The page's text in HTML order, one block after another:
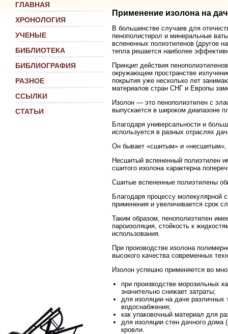
ГЛАВНАЯ
ХРОНОЛОГИЯ
УЧЕНЫЕ
БИБЛИОТЕКА
БИБЛИОГРАФИЯ
РАЗНОЕ
ССЫЛКИ
СТАТЬИ
Применение изолона на
В большинстве случаев для
пенополистирол и минеральные
вспененных полиэтиленов (другое
тепла решается наиболее
Принцип действия
окружающем пространстве
покрытия уже несколько лет
материалов стран СНГ и Европы
Изолон — это пенополиэтилен c
выпускается в широком диапазоне
Благодаря универсальности и
используется в разных отраслях
Он бывает «сшитым» и «несшитым»,
Несшитый вспененный полиэтилен
сшитого изолона характерна
Сшитые вспененные полиэтилены
Благодаря процессу молекулярной
применения и увеличивается срок
Таким образом, пенополиэтилен
пароизоляция, стойкость к
использования.
При производстве изолона
высокого качества современных
Изолон успешно применяется во
при производстве морозильных
значительно снижает затраты;
для изоляции на даче различных
водоснабжения;
как упаковочный материал для
для изоляции стен дачного дома
кровли.